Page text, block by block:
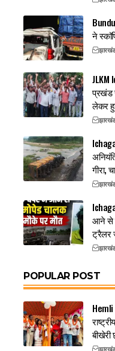
ने
प्रखंड
लेकर
गीरा,
आने से
ट्रैलर
POPULAR POST